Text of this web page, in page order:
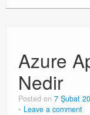
Azure
Nedir
Posted on 7 Şubat
Leave a comment